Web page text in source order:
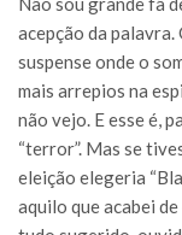
acepção da
suspense onde o
mais arrepios na
não vejo. E esse é,
“terror”. Mas se
eleição elegeria
aquilo que acabei